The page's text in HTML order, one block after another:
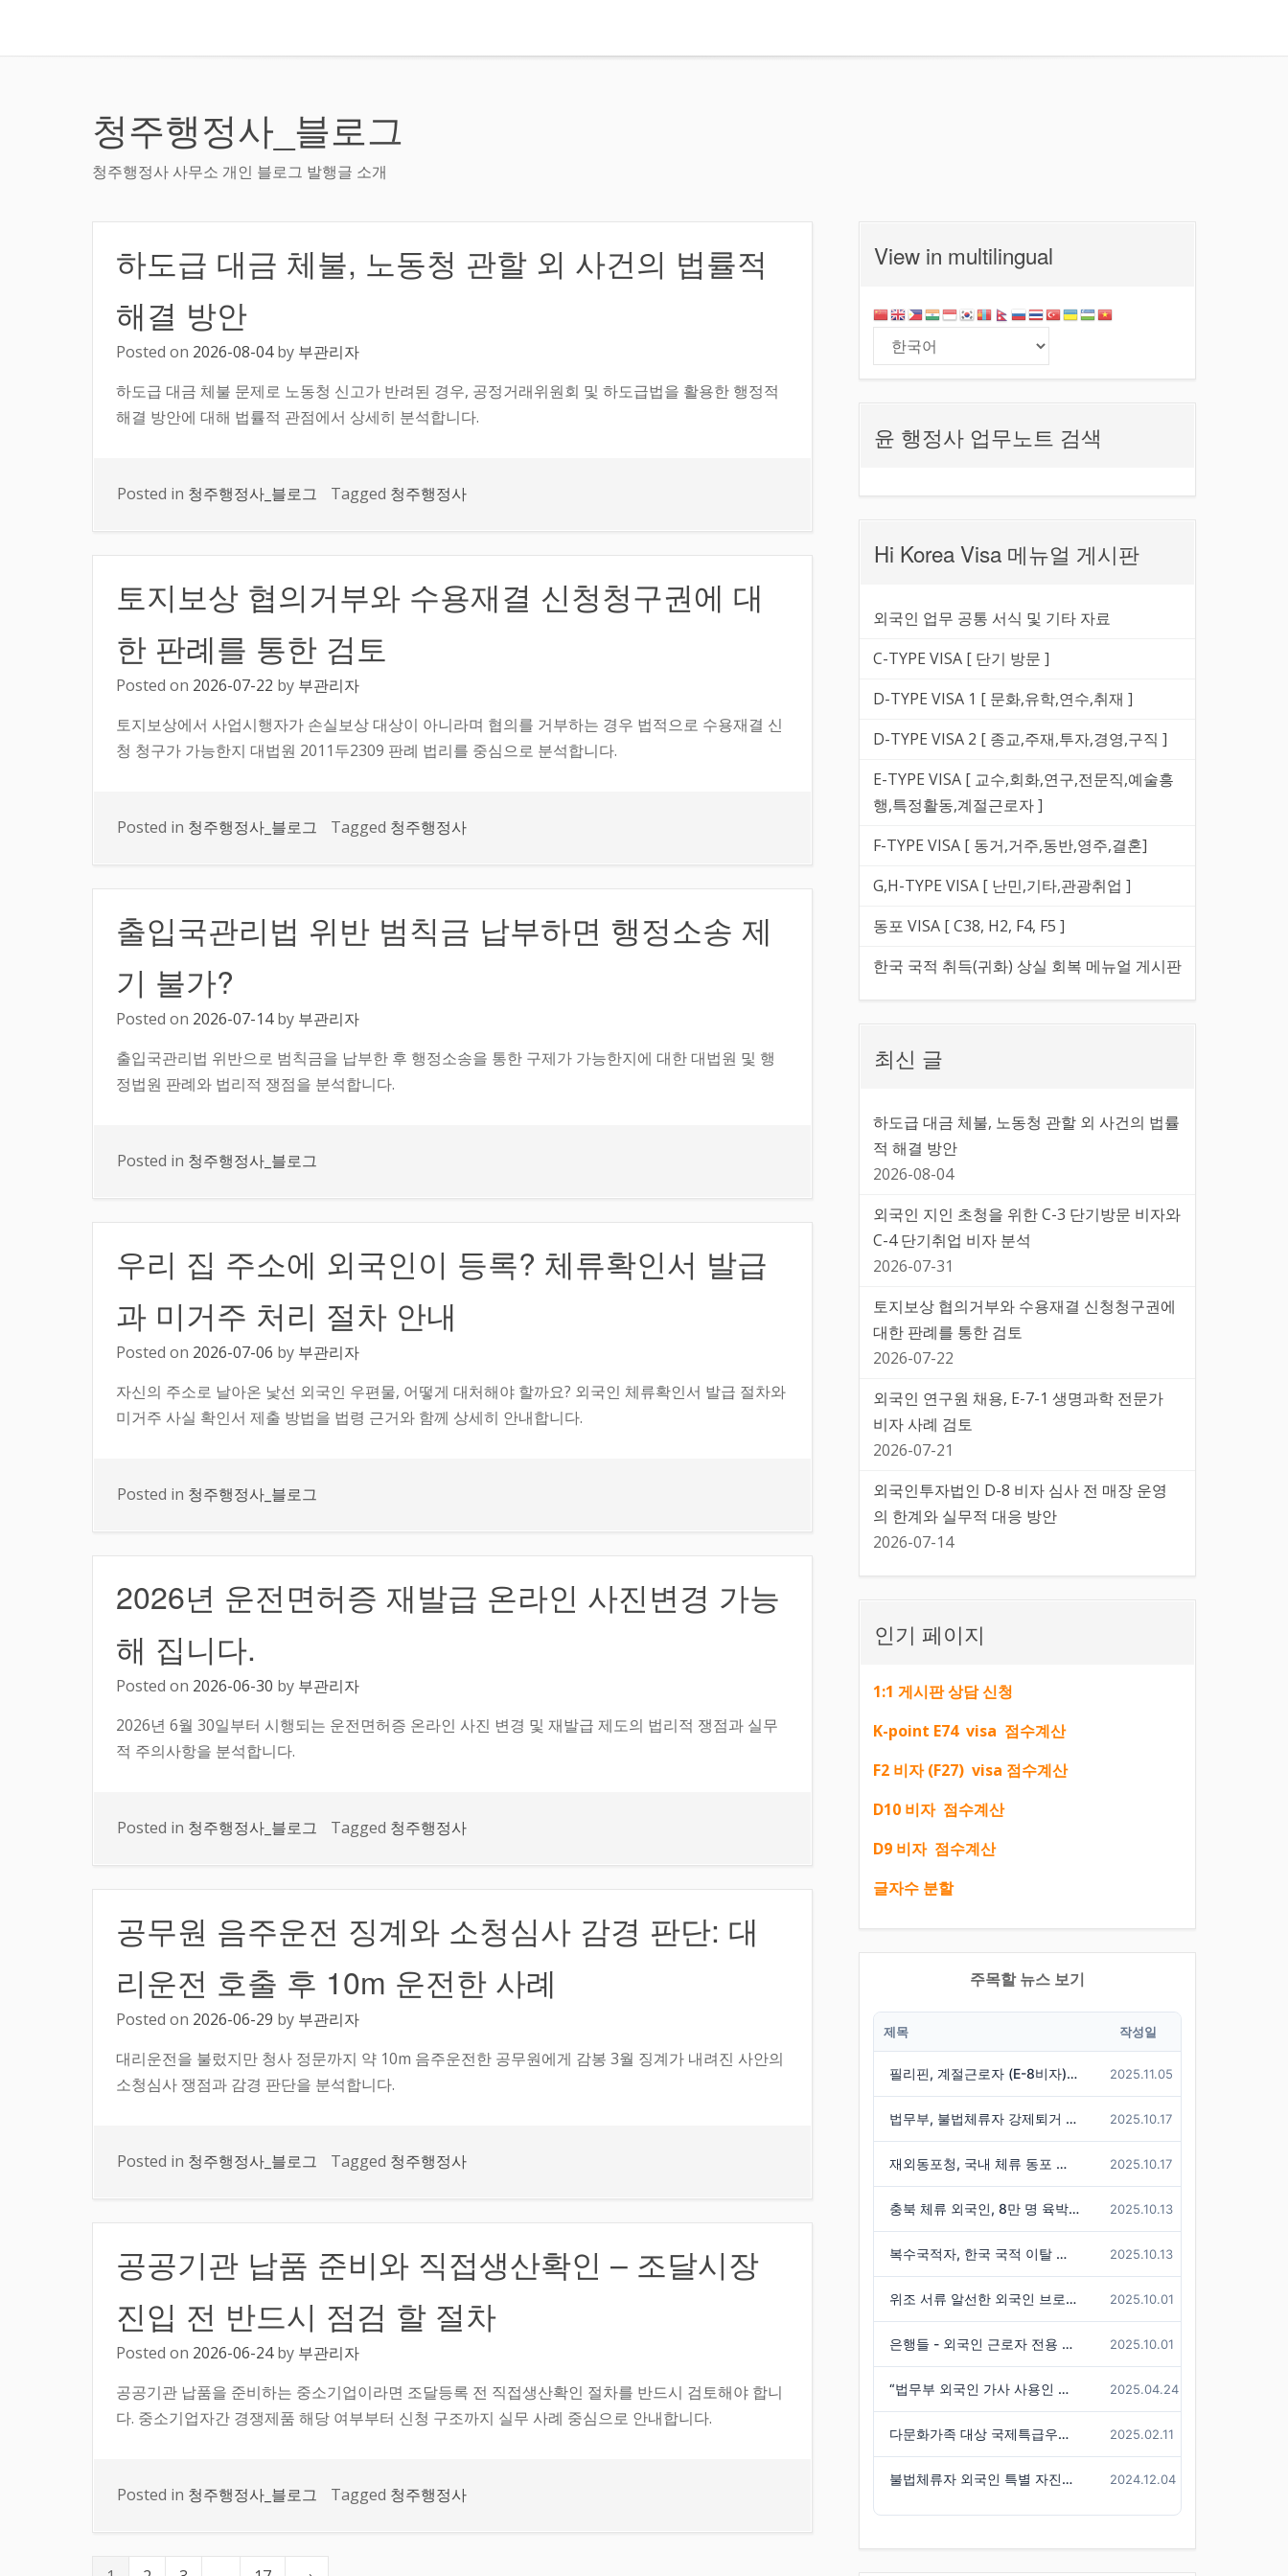
청주행정사_블로그
청주행정사 사무소 개인 블로그 발행글 소개
하도급 대금 체불, 노동청 관할 외 사건의 법률적
해결 방안
Posted on 2026-08-04by 부관리자
하도급 대금 체불 문제로 노동청 신고가 반려된 경우, 공정거래위원회 및 하도급법을 활용한 행정적
해결 방안에 대해 법률적 관점에서 상세히 분석합니다.
Posted in 청주행정사_블로그 Tagged 청주행정사
토지보상 협의거부와 수용재결 신청청구권에 대
한 판례를 통한 검토
Posted on 2026-07-22 by 부관리자
토지보상에서 사업시행자가 손실보상 대상이 아니라며 협의를 거부하는 경우 법적으로 수용재결 신
청 청구가 가능한지 대법원 2011두2309 판례 법리를 중심으로 분석합니다.
Posted in 청주행정사_블로그 Tagged 청주행정사
출입국관리법 위반 범칙금 납부하면 행정소송 제
기 불가?
Posted on 2026-07-14by 부관리자
출입국관리법 위반으로 범칙금을 납부한 후 행정소송을 통한 구제가 가능한지에 대한 대법원 및 행
정법원 판례와 법리적 쟁점을 분석합니다.
Posted in 청주행정사_블로그
우리 집 주소에 외국인이 등록? 체류확인서 발급
과 미거주 처리 절차 안내
Posted on 2026-07-06 by 부관리자
자신의 주소로 날아온 낯선 외국인 우편물, 어떻게 대처해야 할까요? 외국인 체류확인서 발급 절차와
미거주 사실 확인서 제출 방법을 법령 근거와 함께 상세히 안내합니다.
Posted in 청주행정사_블로그
2026년 운전면허증 재발급 온라인 사진변경 가능
해 집니다.
Posted on 2026-06-30 by 부관리자
2026년 6월 30일부터 시행되는 운전면허증 온라인 사진 변경 및 재발급 제도의 법리적 쟁점과 실무
적 주의사항을 분석합니다.
Posted in 청주행정사_블로그 Tagged 청주행정사
공무원 음주운전 징계와 소청심사 감경 판단: 대
리운전 호출 후 10m 운전한 사례
Posted on 2026-06-29 by 부관리자
대리운전을 불렀지만 청사 정문까지 약 10m 음주운전한 공무원에게 감봉 3월 징계가 내려진 사안의
소청심사 쟁점과 감경 판단을 분석합니다.
Posted in 청주행정사_블로그 Tagged 청주행정사
공공기관 납품 준비와 직접생산확인 – 조달시장
진입 전 반드시 점검 할 절차
Posted on 2026-06-24by 부관리자
공공기관 납품을 준비하는 중소기업이라면 조달등록 전 직접생산확인 절차를 반드시 검토해야 합니
다. 중소기업자간 경쟁제품 해당 여부부터 신청 구조까지 실무 사례 중심으로 안내합니다.
Posted in 청주행정사_블로그 Tagged 청주행정사
View in multilingual
윤 행정사 업무노트 검색
Hi Korea Visa 메뉴얼 게시판
외국인 업무 공통 서식 및 기타 자료
C-TYPE VISA [ 단기 방문 ]
D-TYPE VISA 1 [ 문화,유학,연수,취재 ]
D-TYPE VISA 2 [ 종교,주재,투자,경영,구직 ]
E-TYPE VISA [ 교수,회화,연구,전문직,예술흥
행,특정활동,계절근로자 ]
F-TYPE VISA [ 동거,거주,동반,영주,결혼]
G,H-TYPE VISA [ 난민,기타,관광취업 ]
동포 VISA [ C38, H2, F4, F5 ]
한국 국적 취득(귀화) 상실 회복 메뉴얼 게시판
최신 글
하도급 대금 체불, 노동청 관할 외 사건의 법률
적 해결 방안
2026-08-04
외국인 지인 초청을 위한 C-3 단기방문 비자와
C-4 단기취업 비자 분석
2026-07-31
토지보상 협의거부와 수용재결 신청청구권에
대한 판례를 통한 검토
2026-07-22
외국인 연구원 채용, E-7-1 생명과학 전문가
비자 사례 검토
2026-07-21
외국인투자법인 D-8 비자 심사 전 매장 운영
의 한계와 실무적 대응 방안
2026-07-14
인기 페이지
1:1 게시판 상담 신청
K-point E74 visa 점수계산
F2 비자 (F27) visa 점수계산
D10 비자 점수계산
D9 비자 점수계산
글자수 분할
주목할 뉴스 보기
제목 작성일
필리핀, 계절근로자 (E-8비자) 한국행 중단 2025.11.05
법무부, 불법체류자 강제퇴거 시 경찰에 즉시 통보 제도 마련 2025.10.17
재외동포청, 국내 체류 동포 실태조사 결과 발표 - 86만 명 체류 통계 발표 2025.10.17
충북 체류 외국인, 8만 명 육박 ( 전국 3위 수준) 2025.10.13
복수국적자, 한국 국적 이탈 불허한 판례 기사 2025.10.13
위조 서류 알선한 외국인 브로커 구속 2025.10.01
은행들 - 외국인 근로자 전용 신용대출 경쟁 2025.10.01
“법무부 외국인 가사 사용인 시범사업, 참여 신청자는 미미” 2025.04.24
다문화가족 대상 국제특급우편(EMS) 요금 할인 혜택 -경기도 2025.02.11
불법체류자 외국인 특별 자진출국기간 연장 2024.12.04